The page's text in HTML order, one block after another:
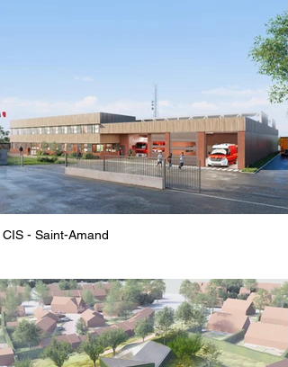
CIS - Saint-Amand